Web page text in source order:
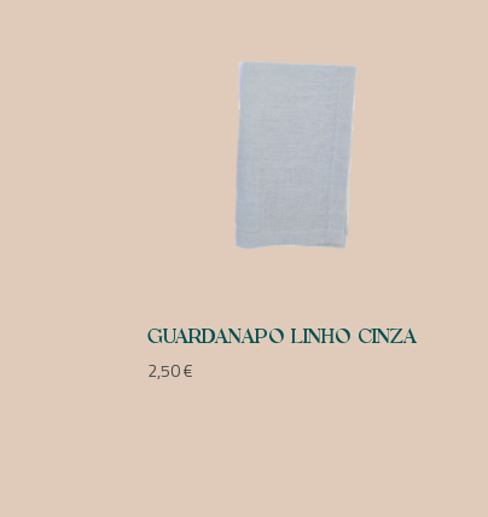
GUARDANAPO LINHO CINZA
2,50€